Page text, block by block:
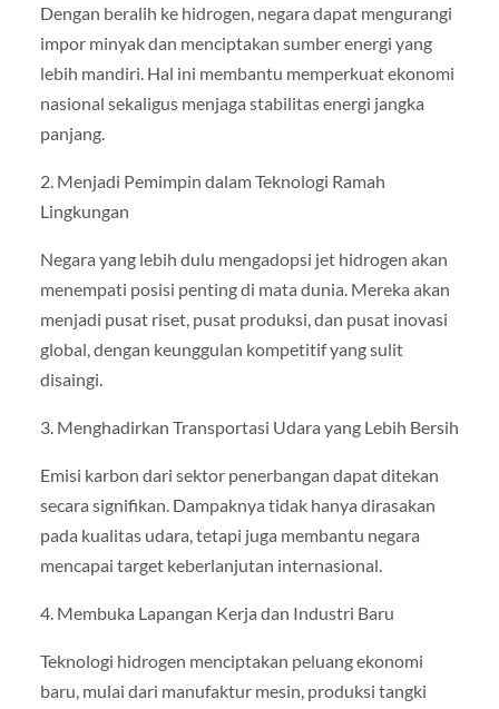
Dengan beralih ke hidrogen, negara dapat mengurangi
impor minyak dan menciptakan sumber energi yang
lebih mandiri. Hal ini membantu memperkuat ekonomi
nasional sekaligus menjaga stabilitas energi jangka
panjang.
2. Menjadi Pemimpin dalam Teknologi Ramah
Lingkungan
Negara yang lebih dulu mengadopsi jet hidrogen akan
menempati posisi penting di mata dunia. Mereka akan
menjadi pusat riset, pusat produksi, dan pusat inovasi
global, dengan keunggulan kompetitif yang sulit
disaingi.
3. Menghadirkan Transportasi Udara yang Lebih Bersih
Emisi karbon dari sektor penerbangan dapat ditekan
secara signifikan. Dampaknya tidak hanya dirasakan
pada kualitas udara, tetapi juga membantu negara
mencapai target keberlanjutan internasional.
4. Membuka Lapangan Kerja dan Industri Baru
Teknologi hidrogen menciptakan peluang ekonomi
baru, mulai dari manufaktur mesin, produksi tangki